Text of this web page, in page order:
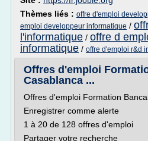
Thèmes liés : offre d'emploi
emploi developpeur informatique /
l'informatique / offre d
informatique / offre d'emploi r&d
Offres d'emploi
Casablanca ...
Offres d'emploi Formation
Enregistrer comme alerte
1 à 20 de 128 offres d'emploi
Partager votre recherche